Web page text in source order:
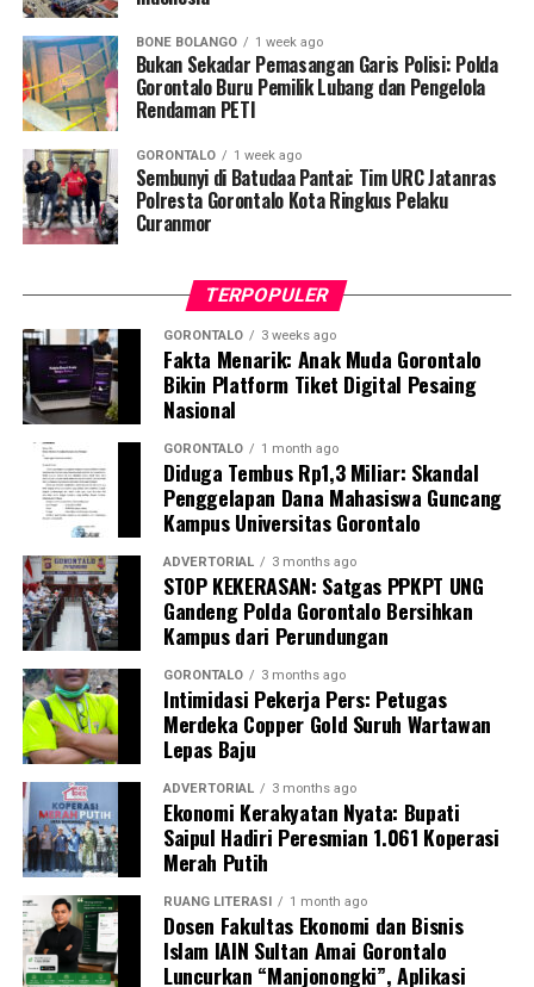
hingga tuntas, serta pengikisan stigma negatif terhadap
penyintas TBC di lingkungan warga.
“Literasi kesehatan warga adalah fondasi utama dalam
memutus rantai penularan TBC. Kami berupaya
menyampaikan edukasi yang persuasif dan mudah
dipahami agar warga tidak ragu melakukan pemeriksaan
apabila mengalami gejala batuk berkepanjangan,”
Selain skrining TBC, mahasiswa turut mendampingi
nakes Puskesmas Talaga Jaya dalam memberikan
pelayanan Cek Kesehatan Gratis (CKG), meliputi
pengukuran tekanan darah, cek kadar gula darah, dan
penapisan faktor risiko penyakit tidak menular (PTM)
sebagai upaya promotif-preventif.
Perwakilan DPL KKN-PK, Dr. dr. Vivien Novarina A.
Kasim, M.Kes., menegaskan bahwa keterlibatan
mahasiswa merupakan bentuk perwujudan Tri Dharma
Perguruan Tinggi dalam mengawal transformasi
layanan kesehatan primer.
“Kehadiran mahasiswa mempercepat jangkauan skema
active case findingTBC yang dicanangkan pemerintah.
Sinergi multisektor antara perguruan tinggi, dinas
kesehatan, puskesmas, dan pemerintah desa seperti
inilah yang menjadi kunci sukses pembentukan
masyarakat sadar sehat,” jelas Dr. Vivien.
Masyarakat Desa Luwoo menyambut antusias agenda
terpadu ini. Ratusan warga memanfaatkan layanan
pemeriksaan kesehatan gratis sekaligus berkonsultasi
mengenai pola hidup bersih dan sehat (PHBS)
BONE BOLANGO 1 week ago
Bukan Sekadar Pemasangan Garis Polisi: Polda
Gorontalo Buru Pemilik Lubang dan Pengelola
Rendaman PETI
GORONTALO 1 week ago
Sembunyi di Batudaa Pantai: Tim URC Jatanras
Polresta Gorontalo Kota Ringkus Pelaku
Curanmor
TERPOPULER
GORONTALO 3 weeks ago
Fakta Menarik: Anak Muda Gorontalo
Bikin Platform Tiket Digital Pesaing
Nasional
GORONTALO 1 month ago
Diduga Tembus Rp1,3 Miliar: Skandal
Penggelapan Dana Mahasiswa Guncang
Kampus Universitas Gorontalo
ADVERTORIAL 3 months ago
STOP KEKERASAN: Satgas PPKPT UNG
Gandeng Polda Gorontalo Bersihkan
Kampus dari Perundungan
GORONTALO 3 months ago
Intimidasi Pekerja Pers: Petugas
Merdeka Copper Gold Suruh Wartawan
Lepas Baju
ADVERTORIAL 3 months ago
Ekonomi Kerakyatan Nyata: Bupati
Saipul Hadiri Peresmian 1.061 Koperasi
Merah Putih
RUANG LITERASI 1 month ago
Dosen Fakultas Ekonomi dan Bisnis
Islam IAIN Sultan Amai Gorontalo
Luncurkan “Manjonongki”, Aplikasi